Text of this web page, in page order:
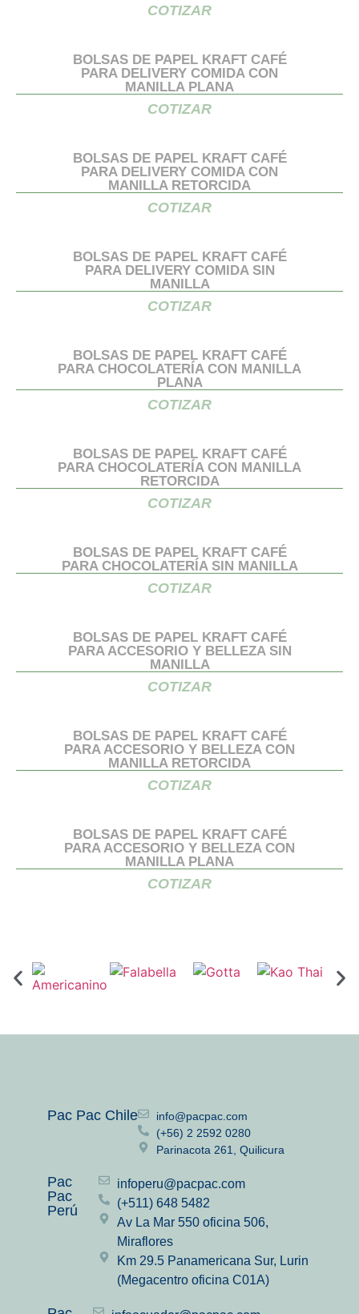
COTIZAR
BOLSAS DE PAPEL KRAFT CAFÉ
PARA DELIVERY COMIDA CON
MANILLA PLANA
COTIZAR
BOLSAS DE PAPEL KRAFT CAFÉ
PARA DELIVERY COMIDA CON
MANILLA RETORCIDA
COTIZAR
BOLSAS DE PAPEL KRAFT CAFÉ
PARA DELIVERY COMIDA SIN
MANILLA
COTIZAR
BOLSAS DE PAPEL KRAFT CAFÉ
PARA CHOCOLATERÍA CON MANILLA
PLANA
COTIZAR
BOLSAS DE PAPEL KRAFT CAFÉ
PARA CHOCOLATERÍA CON MANILLA
RETORCIDA
COTIZAR
BOLSAS DE PAPEL KRAFT CAFÉ
PARA CHOCOLATERÍA SIN MANILLA
COTIZAR
BOLSAS DE PAPEL KRAFT CAFÉ
PARA ACCESORIO Y BELLEZA SIN
MANILLA
COTIZAR
BOLSAS DE PAPEL KRAFT CAFÉ
PARA ACCESORIO Y BELLEZA CON
MANILLA RETORCIDA
COTIZAR
BOLSAS DE PAPEL KRAFT CAFÉ
PARA ACCESORIO Y BELLEZA CON
MANILLA PLANA
COTIZAR
Pac Pac Chile
info@pacpac.com
(+56) 2 2592 0280
Parinacota 261, Quilicura
Pac
Pac
Perú
infoperu@pacpac.com
(+511) 648 5482
Av La Mar 550 oficina 506,
Miraflores
Km 29.5 Panamericana Sur, Lurin
(Megacentro oficina C01A)